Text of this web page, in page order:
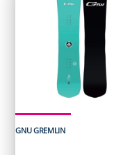
GNU GREMLIN